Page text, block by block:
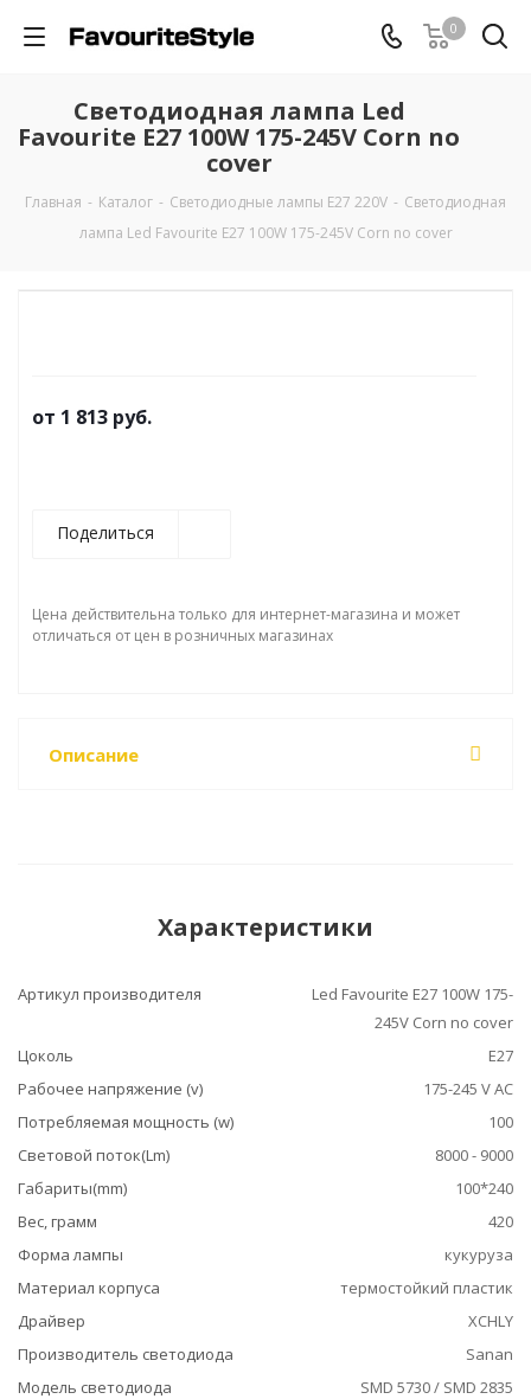
0
Светодиодная лампа Led
Favourite E27 100W 175-245V Corn no
cover
Главная - Каталог - Светодиодные лампы E27 220V - Светодиодная
лампа Led Favourite E27 100W 175-245V Corn no cover
от 1 813 руб.
Поделиться
Цена действительна только для интернет-магазина и может
отличаться от цен в розничных магазинах
Описание
Характеристики
Артикул производителя
Led Favourite E27 100W 175-
245V Corn no cover
Цоколь
E27
Рабочее напряжение (v)
175-245 V AC
Потребляемая мощность (w)
100
Световой поток(Lm)
8000 - 9000
Габариты(mm)
100*240
Вес, грамм
420
Форма лампы
кукуруза
Материал корпуса
термостойкий пластик
Драйвер
XCHLY
Производитель светодиода
Sanan
Модель светодиода
SMD 5730 / SMD 2835